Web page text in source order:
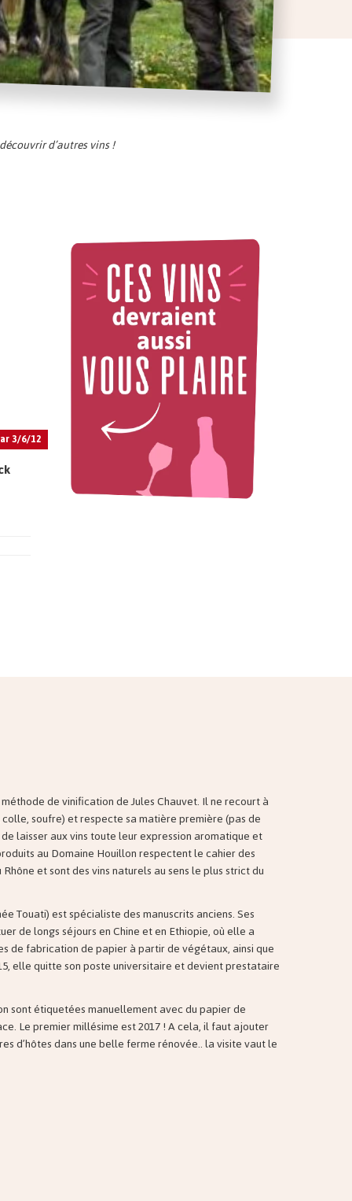
d’autres vins !
3/6/12
de vinification de Jules Chauvet. Il ne recourt à
soufre) et respecte sa matière première (pas de
laisser aux vins toute leur expression aromatique et
au Domaine Houillon respectent le cahier des
et sont des vins naturels au sens le plus strict du
Touati) est spécialiste des manuscrits anciens. Ses
de longs séjours en Chine et en Ethiopie, où elle a
de fabrication de papier à partir de végétaux, ainsi que
elle quitte son poste universitaire et devient prestataire
sont étiquetées manuellement avec du papier de
Le premier millésime est 2017 ! A cela, il faut ajouter
d’hôtes dans une belle ferme rénovée.. la visite vaut le